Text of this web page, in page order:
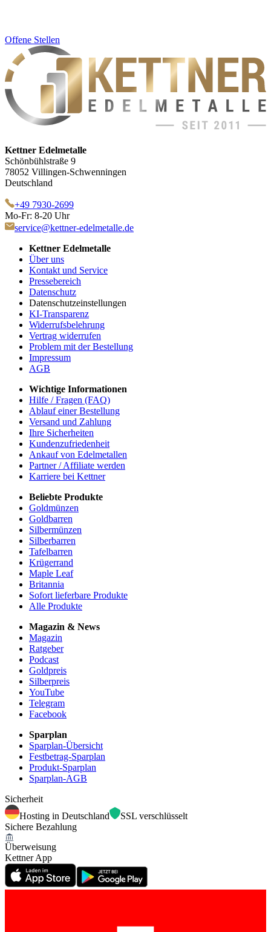
Offene Stellen
Kettner Edelmetalle
Schönbühlstraße 9
78052 Villingen-Schwenningen
Deutschland
+49 7930-2699
Mo-Fr: 8-20 Uhr
service@kettner-edelmetalle.de
Kettner Edelmetalle
Über uns
Kontakt und Service
Pressebereich
Datenschutz
Datenschutzeinstellungen
KI-Transparenz
Widerrufsbelehrung
Vertrag widerrufen
Problem mit der Bestellung
Impressum
AGB
Wichtige Informationen
Hilfe / Fragen (FAQ)
Ablauf einer Bestellung
Versand und Zahlung
Ihre Sicherheiten
Kundenzufriedenheit
Ankauf von Edelmetallen
Partner / Affiliate werden
Karriere bei Kettner
Beliebte Produkte
Goldmünzen
Goldbarren
Silbermünzen
Silberbarren
Tafelbarren
Krügerrand
Maple Leaf
Britannia
Sofort lieferbare Produkte
Alle Produkte
Magazin & News
Magazin
Ratgeber
Podcast
Goldpreis
Silberpreis
YouTube
Telegram
Facebook
Sparplan
Sparplan-Übersicht
Festbetrag-Sparplan
Produkt-Sparplan
Sparplan-AGB
Sicherheit
Hosting in Deutschland
SSL verschlüsselt
Sichere Bezahlung
Überweisung
Kettner App